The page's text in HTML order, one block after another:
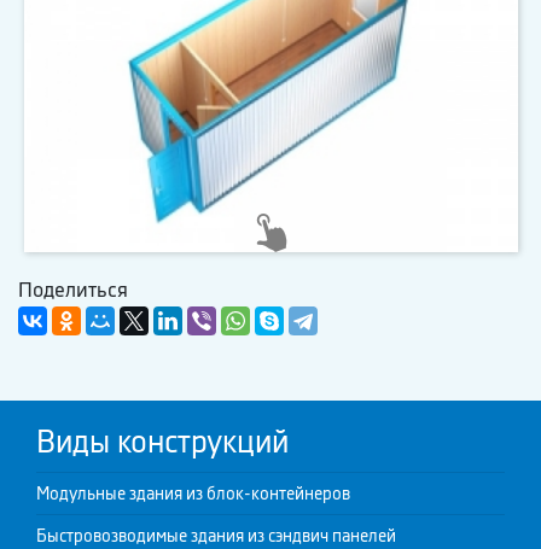
Поделиться
Виды конструкций
Модульные здания из блок-контейнеров
Быстровозводимые здания из сэндвич панелей